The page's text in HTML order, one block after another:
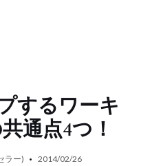
するワーキ
通点4つ！
ラー) 2014/02/26